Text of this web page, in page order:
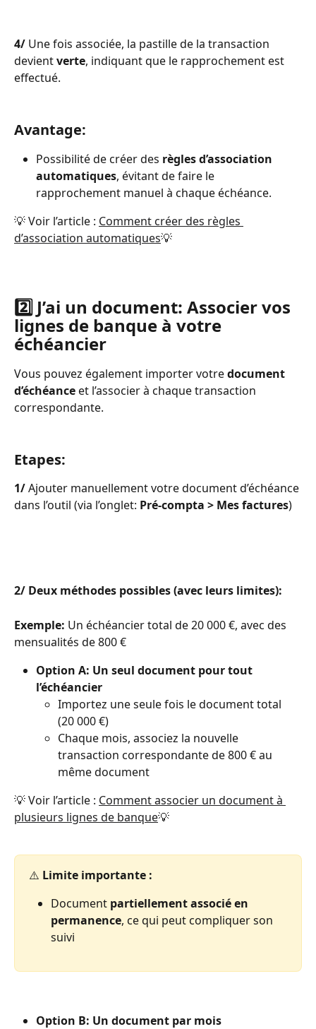
4/ Une fois associée, la pastille de la transaction
devient verte, indiquant que le rapprochement est
effectué.
Avantage:
Possibilité de créer des règles d’association
automatiques, évitant de faire le
rapprochement manuel à chaque échéance.
💡 Voir l’article : Comment créer des règles
d’association automatiques💡
2️⃣ J’ai un document: Associer vos
lignes de banque à votre
échéancier
Vous pouvez également importer votre document
d’échéance et l’associer à chaque transaction
correspondante.
Etapes:
1/ Ajouter manuellement votre document d’échéance
dans l’outil (via l’onglet: Pré-compta > Mes factures)
2/ Deux méthodes possibles (avec leurs limites):
Exemple: Un échéancier total de 20 000 €, avec des
mensualités de 800 €
Option A: Un seul document pour tout
l’échéancier
Importez une seule fois le document total
(20 000 €)
Chaque mois, associez la nouvelle
transaction correspondante de 800 € au
même document
💡 Voir l’article : Comment associer un document à
plusieurs lignes de banque💡
⚠️ Limite importante :
Document partiellement associé en
permanence, ce qui peut compliquer son
suivi
Option B: Un document par mois